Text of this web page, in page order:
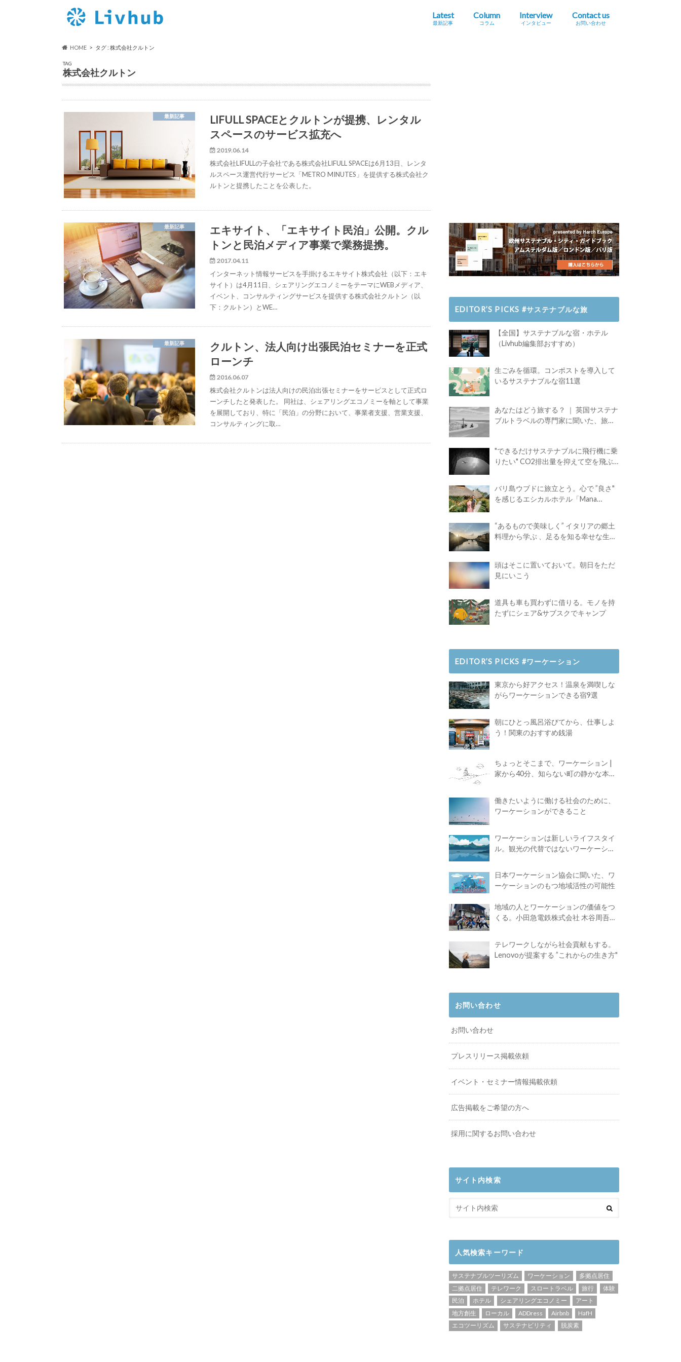
Latest
最新記事
Column
コラム
Interview
インタビュー
Contact us
お問い合わせ
HOME タグ : 株式会社クルトン
TAG
株式会社クルトン
最新記事
LIFULL SPACEとクルトンが提携、レンタル
スペースのサービス拡充へ
2019.06.14
株式会社LIFULLの子会社である株式会社LIFULL SPACEは6月13日、レンタ
ルスペース運営代行サービス「METRO MINUTES」を提供する株式会社ク
ルトンと提携したことを公表した。
最新記事
エキサイト、「エキサイト民泊」公開。クル
トンと民泊メディア事業で業務提携。
2017.04.11
インターネット情報サービスを手掛けるエキサイト株式会社（以下：エキ
サイト）は4月11日、シェアリングエコノミーをテーマにWEBメディア、
イベント、コンサルティングサービスを提供する株式会社クルトン（以
下：クルトン）とWE…
最新記事
クルトン、法人向け出張民泊セミナーを正式
ローンチ
2016.06.07
株式会社クルトンは法人向けの民泊出張セミナーをサービスとして正式ロ
ーンチしたと発表した。 同社は、シェアリングエコノミーを軸として事業
を展開しており、特に「民泊」の分野において、事業者支援、営業支援、
コンサルティングに取…
EDITOR’S PICKS #サステナブルな旅
【全国】サステナブルな宿・ホテル
（Livhub編集部おすすめ）
生ごみを循環。コンポストを導入して
いるサステナブルな宿11選
あなたはどう旅する？ ｜ 英国サステナ
ブルトラベルの専門家に聞いた、旅の
"できるだけサステナブルに飛行機に乗
りたい" CO2排出量を抑えて空を飛ぶ
バリ島ウブドに旅立とう。心で ”良さ"
を感じるエシカルホテル「Mana
“あるもので美味しく” イタリアの郷土
料理から学ぶ 、足るを知る幸せな生き
頭はそこに置いておいて。朝日をただ
見にいこう
道具も車も買わずに借りる。モノを持
たずにシェア&サブスクでキャンプ
EDITOR’S PICKS #ワーケーション
東京から好アクセス！温泉を満喫しな
がらワーケーションできる宿9選
朝にひとっ風呂浴びてから、仕事しよ
う！関東のおすすめ銭湯
ちょっとそこまで、ワーケーション |
家から40分、知らない町の静かな本屋
働きたいように働ける社会のために、
ワーケーションができること
ワーケーションは新しいライフスタイ
ル。観光の代替ではないワーケーショ
日本ワーケーション協会に聞いた、ワ
ーケーションのもつ地域活性の可能性
地域の人とワーケーションの価値をつ
くる。小田急電鉄株式会社 木谷周吾さ
テレワークしながら社会貢献もする。
Lenovoが提案する ”これからの生き方"
お問い合わせ
お問い合わせ
プレスリリース掲載依頼
イベント・セミナー情報掲載依頼
広告掲載をご希望の方へ
採用に関するお問い合わせ
サイト内検索
人気検索キーワード
サステナブルツーリズム ワーケーション
多拠点居住
二拠点居住
テレワーク スロートラベル 旅行
体験
民泊
ホテル シェアリングエコノミー
アート
地方創生
ローカル ADDress Airbnb
HafH
エコツーリズム
サステナビリティ 脱炭素